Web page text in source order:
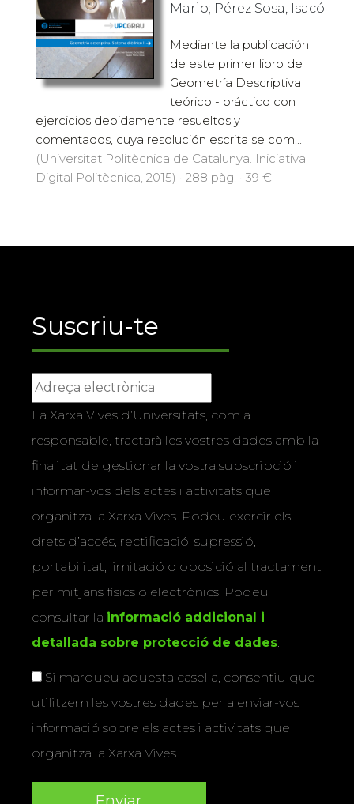
Mario; Pérez Sosa, Isacó
Mediante la publicación
de este primer libro de
Geometría Descriptiva
teórico - práctico con
ejercicios debidamente resueltos y
comentados, cuya resolución escrita se com...
(Universitat Politècnica de Catalunya. Iniciativa
Digital Politècnica, 2015) · 288 pàg. · 39 €
Suscriu-te
La Xarxa Vives d’Universitats, com a
responsable, tractarà les vostres dades amb la
finalitat de gestionar la vostra subscripció i
informar-vos dels actes i activitats que
organitza la Xarxa Vives. Podeu exercir els
drets d’accés, rectificació, supressió,
portabilitat, limitació o oposició al tractament
per mitjans físics o electrònics. Podeu
consultar la informació addicional i
detallada sobre protecció de dades.
Si marqueu aquesta casella, consentiu que
utilitzem les vostres dades per a enviar-vos
informació sobre els actes i activitats que
organitza la Xarxa Vives.